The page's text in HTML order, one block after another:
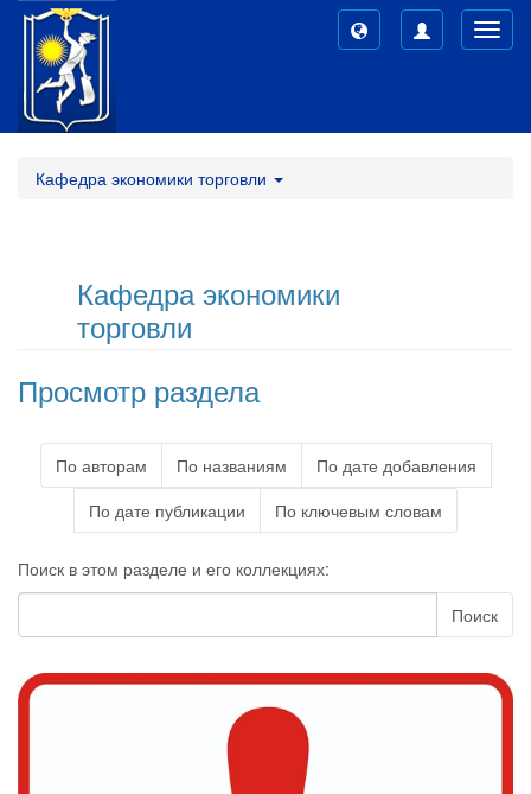
Кафедра экономики торговли
Кафедра экономики
торговли
Просмотр раздела
По авторам По названиям
По дате добавления
По дате публикации
По ключевым словам
Поиск в этом разделе и его коллекциях:
Поиск